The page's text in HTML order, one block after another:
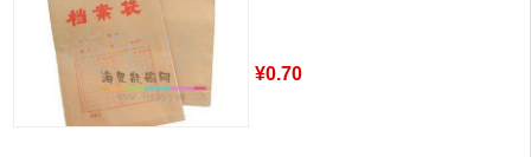
¥0.70